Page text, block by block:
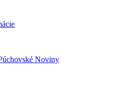
Noviny